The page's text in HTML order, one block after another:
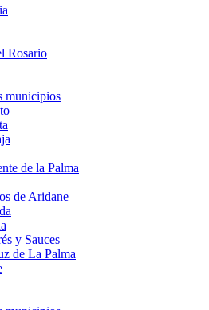
Rosario
municipios
de la Palma
de Aridane
y Sauces
de La Palma